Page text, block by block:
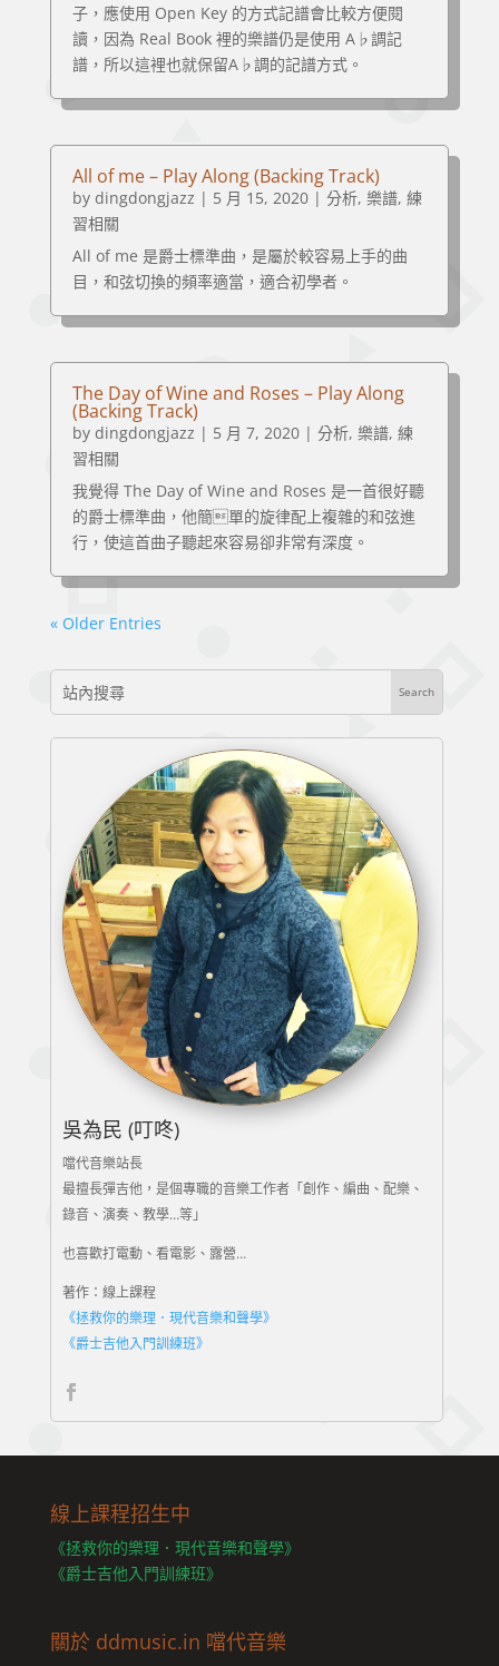
子，應使用 Open Key 的方式記譜會比較方便閱
讀，因為 Real Book 裡的樂譜仍是使用 A♭調記
譜，所以這裡也就保留A♭調的記譜方式。
All of me – Play Along (Backing Track)
by dingdongjazz | 5 月 15, 2020| 分析, 樂譜, 練
習相關
All of me 是爵士標準曲，是屬於較容易上手的曲
目，和弦切換的頻率適當，適合初學者。
The Day of Wine and Roses – Play Along
(Backing Track)
by dingdongjazz | 5 月 7, 2020| 分析, 樂譜, 練
習相關
我覺得 The Day of Wine and Roses 是一首很好聽
的爵士標準曲，他簡單的旋律配上複雜的和弦進
行，使這首曲子聽起來容易卻非常有深度。
« Older Entries
吳為民 (叮咚)
噹代音樂站長
最擅長彈吉他，是個專職的音樂工作者「創作、編曲、配樂、
錄音、演奏、教學…等」
也喜歡打電動、看電影、露營…
著作：線上課程
《拯救你的樂理．現代音樂和聲學》
《爵士吉他入門訓練班》
線上課程招生中
《拯救你的樂理．現代音樂和聲學》
《爵士吉他入門訓練班》
關於 ddmusic.in 噹代音樂